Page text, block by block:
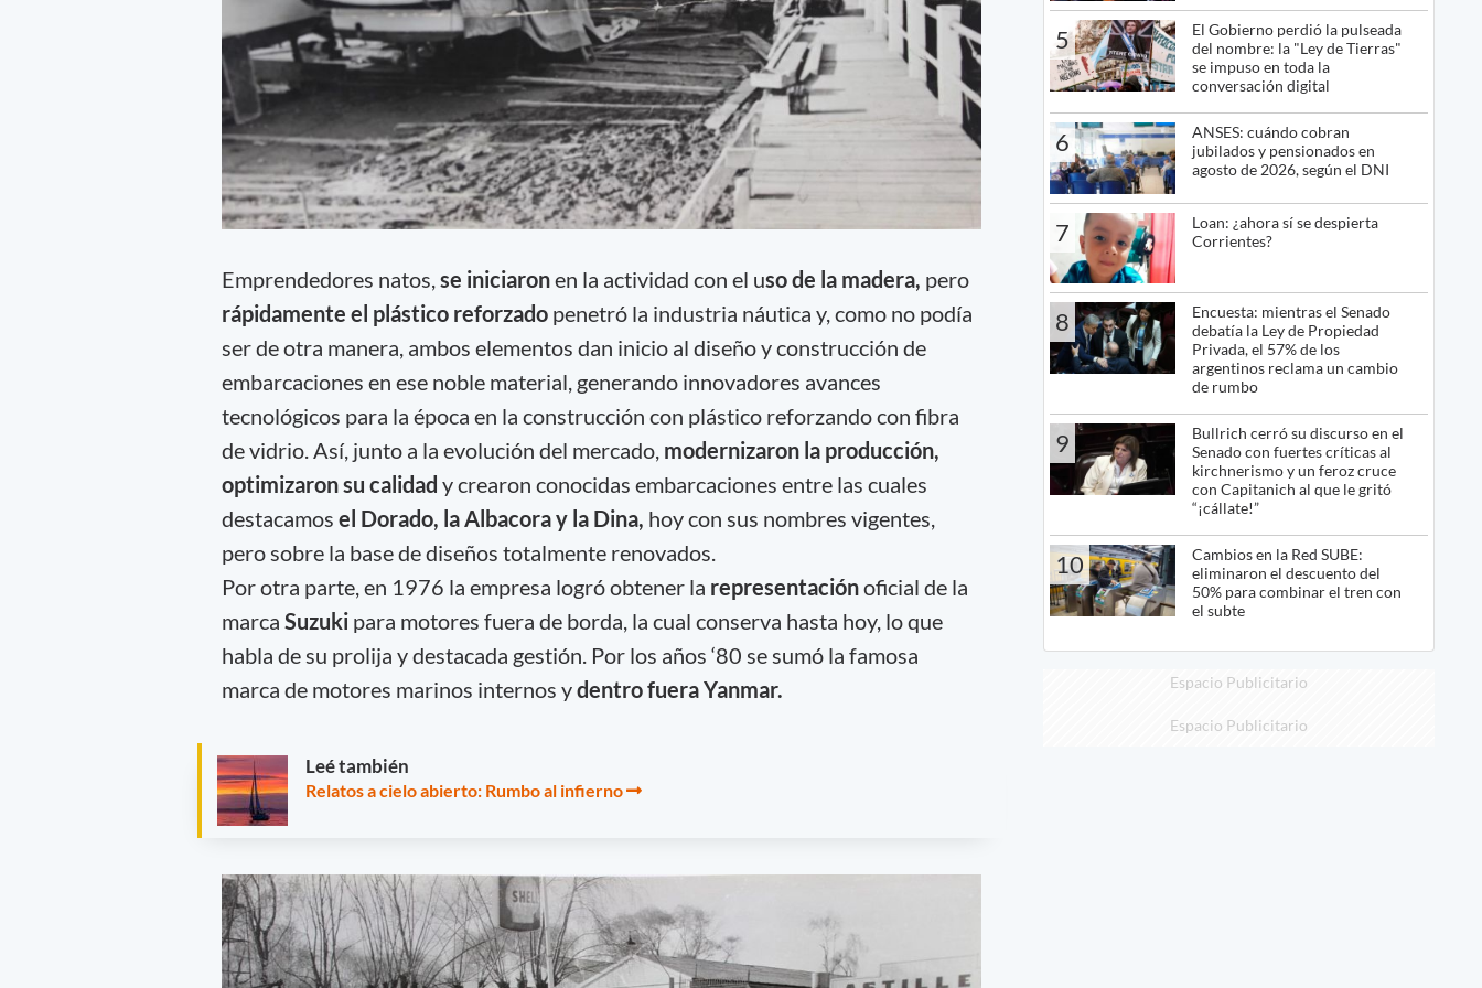
Emprendedores natos,se iniciaronen la actividad con el uso de la madera, pero
rápidamente el plástico reforzadopenetró la industria náutica y, como no podía
ser de otra manera, ambos elementos dan inicio al diseño y construcción de
embarcaciones en ese noble material, generando innovadores avances
tecnológicos para la época en la construcción con plástico reforzando con fibra
de vidrio. Así, junto a la evolución del mercado, modernizaron la producción,
optimizaron su calidad y crearon conocidas embarcaciones entre las cuales
destacamos el Dorado, la Albacora y la Dina, hoy con sus nombres vigentes,
pero sobre la base de diseños totalmente renovados.
Por otra parte, en 1976 la empresa logró obtener la representaciónoficial de la
marca Suzukipara motores fuera de borda, la cual conserva hasta hoy, lo que
habla de su prolija y destacada gestión. Por los años ‘80 se sumó la famosa
marca de motores marinos internos ydentro fuera Yanmar.
Leé también
Relatos a cielo abierto: Rumbo al infierno
5
El Gobierno perdió la pulseada
del nombre: la "Ley de Tierras"
se impuso en toda la
conversación digital
6
ANSES: cuándo cobran
jubilados y pensionados en
agosto de 2026, según el DNI
7
Loan: ¿ahora sí se despierta
Corrientes?
8
Encuesta: mientras el Senado
debatía la Ley de Propiedad
Privada, el 57% de los
argentinos reclama un cambio
de rumbo
9
Bullrich cerró su discurso en el
Senado con fuertes críticas al
kirchnerismo y un feroz cruce
con Capitanich al que le gritó
“¡cállate!”
10
Cambios en la Red SUBE:
eliminaron el descuento del
50% para combinar el tren con
el subte
Espacio Publicitario
Espacio Publicitario